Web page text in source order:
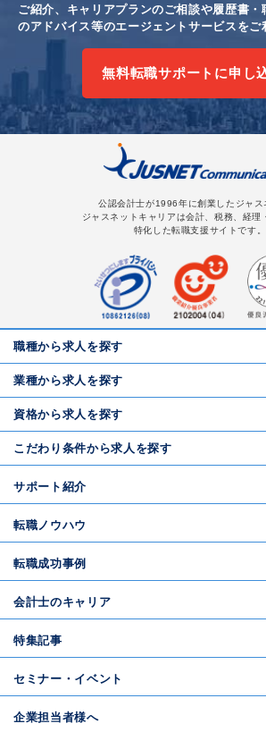
ご紹介、キャリアプランのご相談や履歴書・
のアドバイス等のエージェントサービスをご
無料転職サポートに申し
公認会計士が1996年に創業したジャス
ジャスネットキャリアは会計、税務、経理
特化した転職支援サイトです。
職種から求人を探す
業種から求人を探す
資格から求人を探す
こだわり条件から求人を探す
サポート紹介
転職ノウハウ
転職成功事例
会計士のキャリア
特集記事
セミナー・イベント
企業担当者様へ